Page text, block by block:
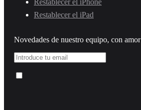
Restablecer el iPad
Novedades de nuestro equipo, con amor